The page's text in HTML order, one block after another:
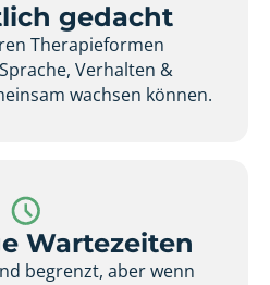
gedacht
Therapieformen
Verhalten &
wachsen können.
Wartezeiten
begrenzt, aber wenn